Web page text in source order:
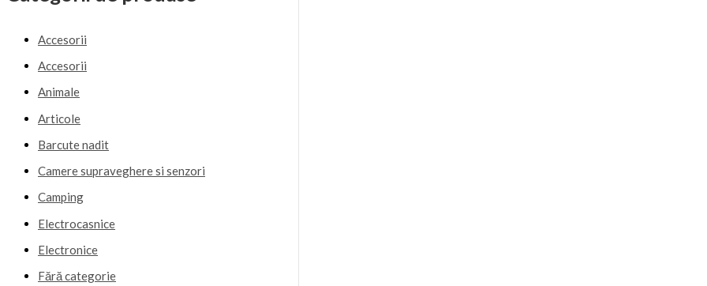
Accesorii
Accesorii
Animale
Articole
Barcute nadit
Camere supraveghere si senzori
Camping
Electrocasnice
Electronice
Fără categorie